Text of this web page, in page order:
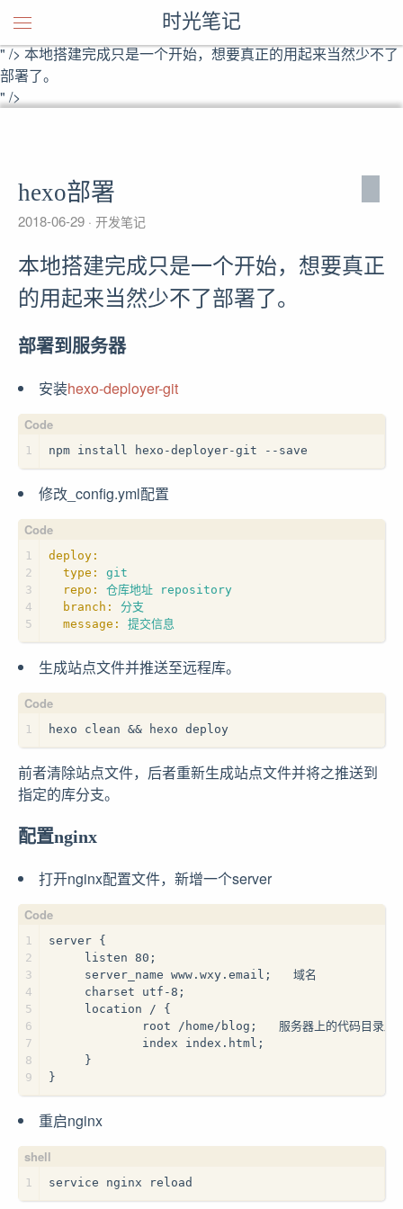
本地搭建完成只是一个开始，想要真正的用起来当然少不了部署
了。
" />本地搭建完成只是一个开始，想要真正的用起来当然少不了
部署了。
" />
时光笔记
hexo部署
2018-06-29 开发笔记
本地搭建完成只是一个开始，想要真正
的用起来当然少不了部署了。
部署到服务器
安装hexo-deployer-git
1 npm install hexo-deployer-git --save
修改_config.yml配置
1
2
3
4
5
deploy:
type:
git
repo:
仓库地址
repository
branch:
分支
message:
提交信息
生成站点文件并推送至远程库。
1 hexo clean && hexo deploy
前者清除站点文件，后者重新生成站点文件并将之推送到
指定的库分支。
配置nginx
打开nginx配置文件，新增一个server
1
2
3
4
5
6
7
8
9
server {
     listen 80;
     server_name www.wxy.email;   域名
     charset utf-8;
     location / {
root /home/blog;   服务器上的代码目录路
             index index.html;
     }
}
重启nginx
shell
1 service nginx reload